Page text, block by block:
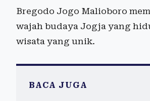
Bregodo Jogo Malioboro
wajah budaya Jogja yang
wisata yang unik.
BACA JUGA